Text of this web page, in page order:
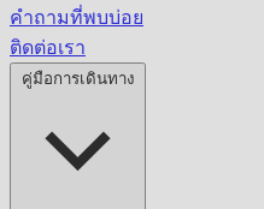
คำถามที่พบบ่อย
ติดต่อเรา
คู่มือการเดินทาง